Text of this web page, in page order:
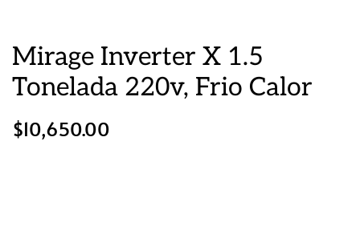
Mirage Inverter X 1.5
Tonelada 220v, Frio Calor
$10,650.00